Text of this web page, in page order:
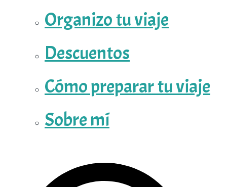
Organizo tu viaje
Descuentos
Cómo preparar tu viaje
Sobre mí